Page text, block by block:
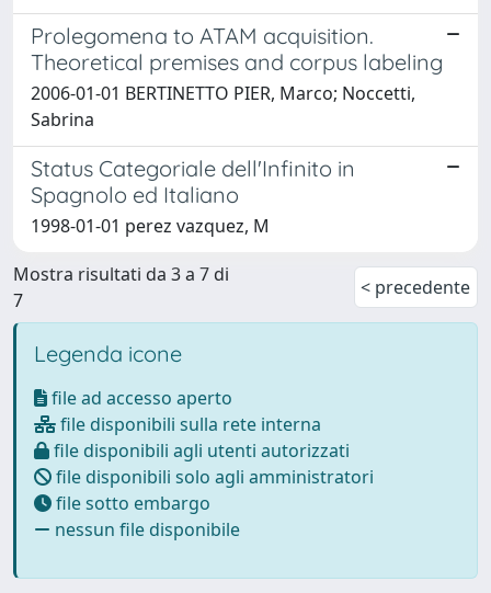
Prolegomena to ATAM acquisition.
Theoretical premises and corpus labeling
2006-01-01 BERTINETTO PIER, Marco; Noccetti,
Sabrina
Status Categoriale dell'Infinito in
Spagnolo ed Italiano
1998-01-01 perez vazquez, M
Mostra risultati da 3 a 7 di
7
< precedente
Legenda icone
file ad accesso aperto
file disponibili sulla rete interna
file disponibili agli utenti autorizzati
file disponibili solo agli amministratori
file sotto embargo
nessun file disponibile